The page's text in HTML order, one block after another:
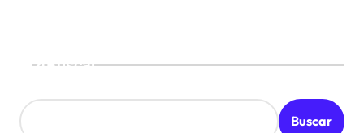
Buscar
Buscar